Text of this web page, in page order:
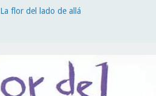
La flor del lado de allá